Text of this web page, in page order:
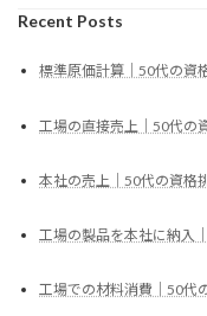
Recent Posts
標準原価計算｜50代の資
工場の直接売上｜50代の
本社の売上｜50代の資格
工場の製品を本社に納入
工場での材料消費｜50代